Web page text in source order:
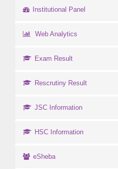
Institutional Panel
Web Analytics
Exam Result
Rescrutiny Result
JSC Information
HSC Information
eSheba